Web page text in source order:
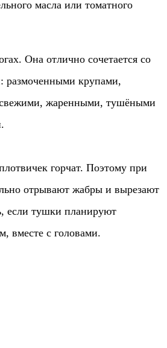
масла или томатного
Она отлично сочетается со
размоченными крупами,
жаренными, тушёными
горчат. Поэтому при
отрывают жабры и вырезают
если тушки планируют
вместе с головами.